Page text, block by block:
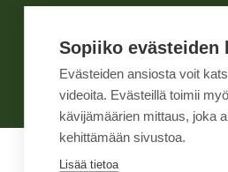
Väärinkäytösten ilmoituskanava
Evästeasetukset
Sopiiko evästeiden
Evästeiden ansiosta voit
videoita. Evästeillä toimii
kävijämäärien mittaus, joka
kehittämään sivustoa.
Lisää tietoa